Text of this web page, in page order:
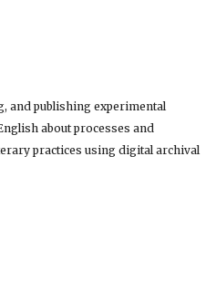
and publishing experimental
about processes and
practices using digital archival